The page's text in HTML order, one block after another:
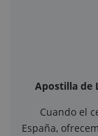
Apostilla de
Cuando el
España,